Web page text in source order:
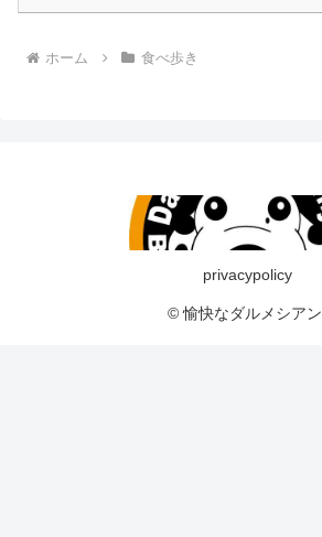
ホーム 食べ歩き
privacypolicy
© 愉快なダルメシアン.